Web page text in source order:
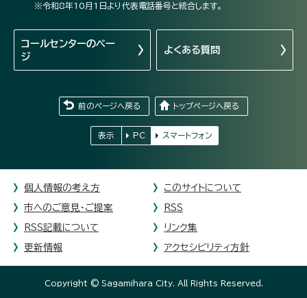
※令和8年10月1日より代表電話番号と統合します。
コールセンターのペー
ジ
よくある質問
前のページへ戻る トップページへ戻る
表示 PC スマートフォン
個人情報の考え方 このサイトについて
市へのご意見・ご提案 RSS
RSS記載について リンク集
更新情報 アクセシビリティ方針
Copyright © Sagamihara City. All Rights Reserved.